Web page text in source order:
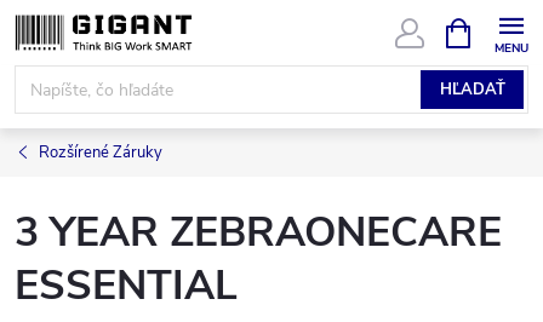
Prejsť
na
obsah
HĽADAŤ
KOŠÍK
Rozšírené Záruky
3 YEAR ZEBRAONECARE
ESSENTIAL